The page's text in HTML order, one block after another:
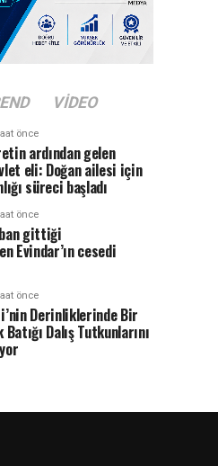
VIDEO
önce
ardından gelen
eli: Doğan ailesi için
süreci başladı
önce
gittiği
Evindar’ın cesedi
önce
Derinliklerinde Bir
Batığı Dalış Tutkunlarını